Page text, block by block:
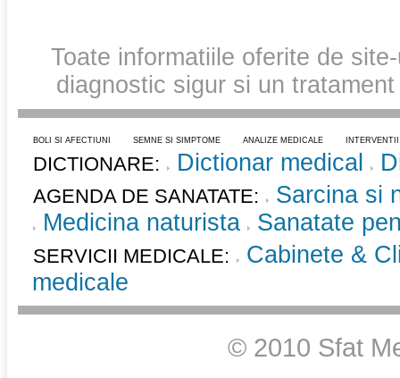
Toate informatiile oferite de
diagnostic sigur si un
BOLI SI AFECTIUNI SEMNE SI SIMPTOME ANALIZE MEDICALE
DICTIONARE: Dictionar medical
AGENDA DE SANATATE:
Sarcina si
Medicina naturista
Sanatate
SERVICII MEDICALE:
Cabinete &
medicale
© 2010 Sfat